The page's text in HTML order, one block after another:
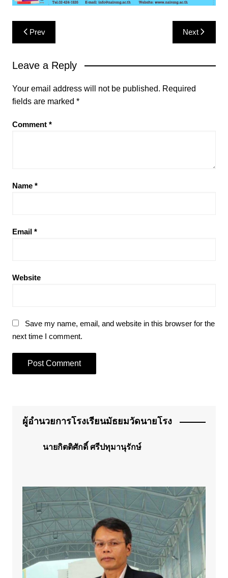
Post
navigation
Prev Next
Leave a Reply
Your email address will not be published. Required
fields are marked *
Comment *
Name *
Email *
Website
Save my name, email, and website in this browser for the
next time I comment.
ผู้อำนวยการโรงเรียนมัธยมวัดนายโรง
นายกิตติศักดิ์ ศรีปทุมานุรักษ์